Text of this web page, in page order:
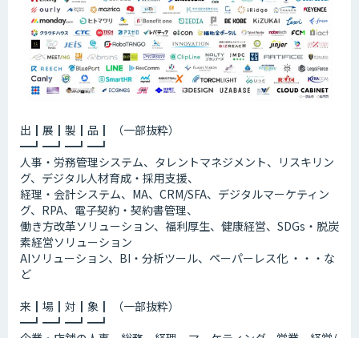
出┃展┃製┃品┃ （一部抜粋）
━┛━┛━┛━┛
人事・労務管理システム、タレントマネジメント、リスキリン
グ、デジタル人材育成・採用支援、
経理・会計システム、MA、CRM/SFA、デジタルマーケティン
グ、RPA、電子契約・契約書管理、
働き方改革ソリューション、福利厚生、健康経営、SDGs・脱炭
素経営ソリューション
AIソリューション、BI・分析ツール、ペーパーレス化 ・・・な
ど
来┃場┃対┃象┃ （一部抜粋）
━┛━┛━┛━┛